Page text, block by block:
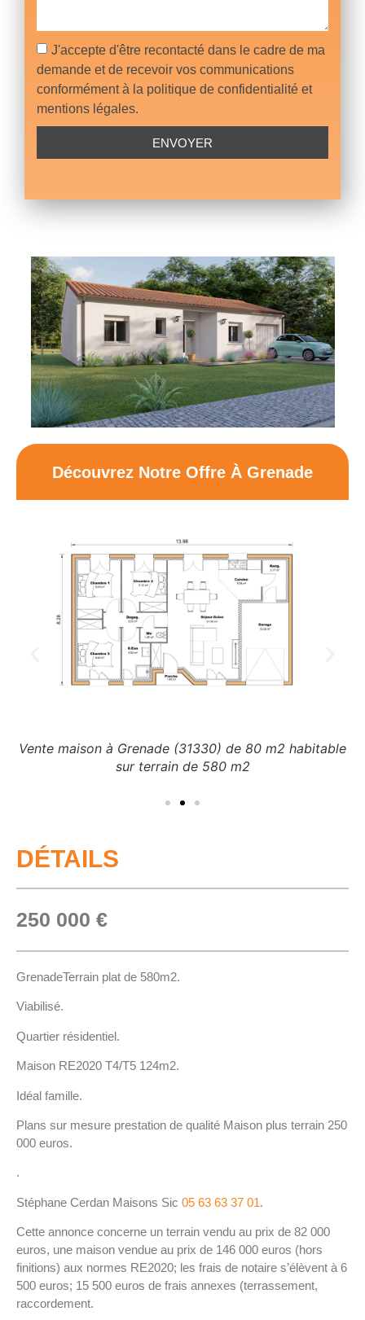
J'accepte d'être recontacté dans le cadre de ma
demande et de recevoir vos communications
conformément à la politique de confidentialité et
mentions légales.
ENVOYER
Découvrez Notre Offre À Grenade
Vente maison à Grenade (31330) de 80 m2 habitable
sur terrain de 580 m2
DÉTAILS
250 000 €
GrenadeTerrain plat de 580m2.
Viabilisé.
Quartier résidentiel.
Maison RE2020 T4/T5 124m2.
Idéal famille.
Plans sur mesure prestation de qualité Maison plus terrain 250
000 euros.
.
Stéphane Cerdan Maisons Sic 05 63 63 37 01.
Cette annonce concerne un terrain vendu au prix de 82 000
euros, une maison vendue au prix de 146 000 euros (hors
finitions) aux normes RE2020; les frais de notaire s’élèvent à 6
500 euros; 15 500 euros de frais annexes (terrassement,
raccordement.